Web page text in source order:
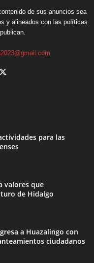
de sus anuncios sea
y alineados con las políticas
para las
valores que
de Hidalgo
a Huazalingo con
ciudadanos